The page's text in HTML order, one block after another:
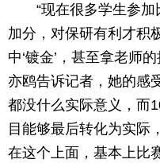
“现在很多学生参
加分，对保研有利才积
中‘镀金’，甚至拿老师
亦鸥告诉记者，她的感
都没什么实际意义，而
目能够最后转化为实际
在这个上面，基本上比